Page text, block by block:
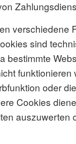
verschiedene
sind
bestimmte
funktionieren
oder
Cookies
auszuwerten